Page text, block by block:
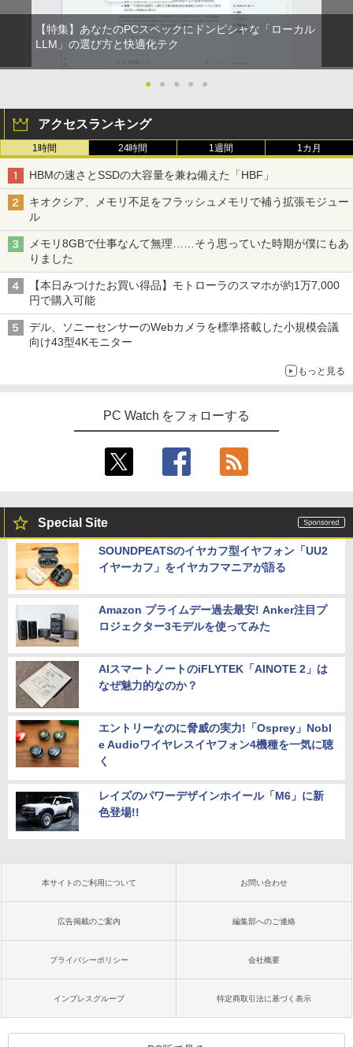
Anker Soundcore Liberty 5 ミッドナイトブ
ラック
￥14,990
【2026年アップグレード版】AOKIMI ワイヤ
レスイヤホン bluetooth イヤホン V12 小型
軽量 ブルートゥースHi-Fi 最大36時間再生 ぶ
るーとゅーす コードレス ENCノイズキャン
セリング 自動ペアリング Type-C充電 マイク
付き 防水 タッチ式音量調整 スポーツ/通勤/通
学/WEB会議 6.0(オフホワイト)
レスイヤホン Bluetooth 5.4 ノイズキャンセ
リング ANC 36時間再生
￥3,480
On My Road (Stadium ver.)
￥250
On My Road (Stadium ver.)
BUGS LIFE
￥250
by Amazon 天然水ラベルレス 2L×9本
￥1,117
by Amazon 炭酸水 ラベルレス 500ml ×24本
強炭酸水 ペットボトル 500ミリリットル (Sm
art Basic)
￥1,625
ベルレス 650mlPET×24本
ONE PIECE モノクロ版 115 (ジャンプコミッ
クスDIGITAL)
￥594
HUNTER×HUNTER モノクロ版 39 (ジャンプ
コミックスDIGITAL)
￥572
スーパーの裏でヤニ吸うふたり 9巻 (デジタル
￥810
町人Aは悪役令嬢をどうしても救いた
店共通特典イラスト付】 【電子書籍】[
目黒三吉 ]
￥726
3
辺境の貧乏伯爵に嫁ぐことになったので
領地改革に励みます〜the letter from Bo
ule〜 5【電子書店共通特典イラスト
付】 【電子書籍】[ 深山じお ]
￥726
4
楽譜 吹奏楽J−POP 好きすぎて滅！〔Gra
料】
転生冒険譚〜/ 20 【電子書籍】[ KAKER
U ]
【特集】あなたのPCスペックにドンピシャな「ローカル
LLM」の選び方と快適化テク
● ● ● ● ●
アクセスランキング
1時間 24時間 1週間 1カ月
HBMの速さとSSDの大容量を兼ね備えた「HBF」
キオクシア、メモリ不足をフラッシュメモリで補う拡張モジュー
ル
メモリ8GBで仕事なんて無理……そう思っていた時期が僕にもあ
りました
【本日みつけたお買い得品】モトローラのスマホが約1万7,000
円で購入可能
デル、ソニーセンサーのWebカメラを標準搭載した小規模会議
向け43型4Kモニター
もっと見る
PC Watch をフォローする
Special Site
SOUNDPEATSのイヤカフ型イヤフォン「UU2
イヤーカフ」をイヤカフマニアが語る
Amazon プライムデー過去最安! Anker注目プ
ロジェクター3モデルを使ってみた
AIスマートノートのiFLYTEK「AINOTE 2」は
なぜ魅力的なのか？
エントリーなのに脅威の実力!「Osprey」Nobl
e Audioワイヤレスイヤフォン4機種を一気に聴
く
レイズのパワーデザインホイール「M6」に新
色登場!!
本サイトのご利用について お問い合わせ
広告掲載のご案内 編集部へのご連絡
プライバシーポリシー 会社概要
インプレスグループ 特定商取引法に基づく表示